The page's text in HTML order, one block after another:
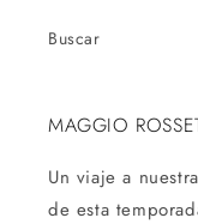
Buscar
MAGGIO
Un viaje a
de esta